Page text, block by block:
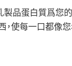
製品蛋白質爲您
，使每一口都像